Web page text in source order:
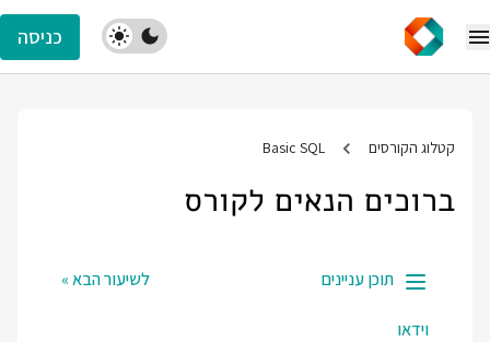
כניסה
קטלוג הקורסים Basic SQL
ברוכים הנאים לקורס
תוכן עניינים
וידאו
לשיעור הבא »